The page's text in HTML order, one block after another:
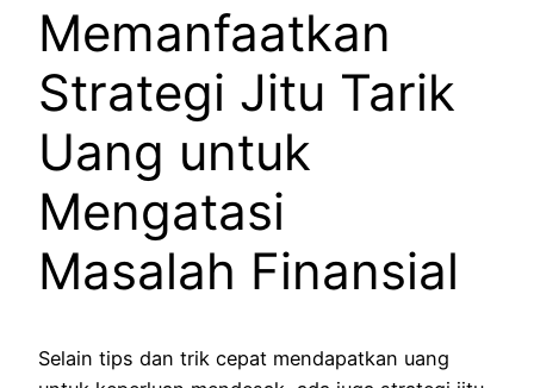
Memanfaatkan
Strategi Jitu Tarik
Uang untuk
Mengatasi
Masalah Finansial
Selain tips dan trik cepat mendapatkan uang